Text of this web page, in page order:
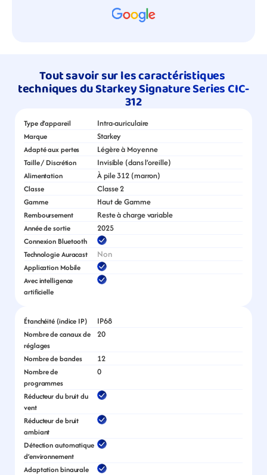
Tout savoir sur les caractéristiques
techniques du Starkey Signature Series CIC-
312
Type d’appareil Intra-auriculaire
Marque Starkey
Adapté aux pertes Légère à Moyenne
Taille / Discrétion Invisible (dans l’oreille)
Alimentation À pile 312 (marron)
Classe Classe 2
Gamme Haut de Gamme
Remboursement Reste à charge variable
Année de sortie 2025
Connexion Bluetooth
Technologie Auracast
Non
Application Mobile
Avec intelligence
artificielle
Étanchéité (indice IP) IP68
Nombre de canaux de
réglages
20
Nombre de bandes 12
Nombre de
programmes
0
Réducteur du bruit du
vent
Réducteur de bruit
ambiant
Détection automatique
d’environnement
Adaptation binaurale